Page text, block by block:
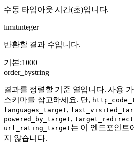
수동 타임아웃 시간(초)입니다.
limitinteger
반환할 결과 수입니다.
기본:1000
order_bystring
결과를 정렬할 기준 열입니다. 사용
스키마를 참고하세요. 단,
languages_target,
powered_by_target, target_redirect
url_rating_target는 이 엔드포인트
지 않습니다.